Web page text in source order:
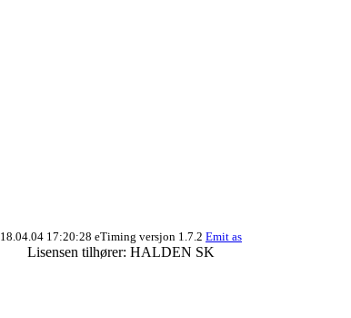
18.04.04 17:20:28 eTiming versjon 1.7.2 Emit as
Lisensen tilhører: HALDEN SK